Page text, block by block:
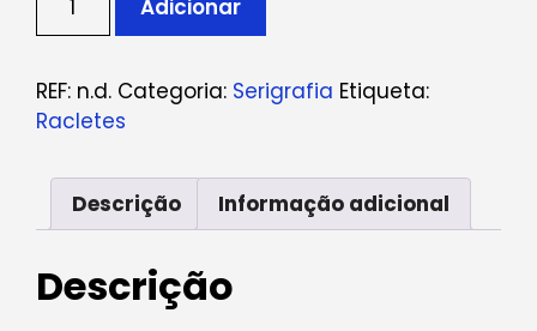
Adicionar
REF: n.d. Categoria: Serigrafia Etiqueta:
Racletes
Descrição Informação adicional
Descrição